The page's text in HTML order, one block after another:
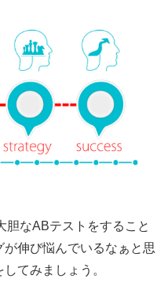
胆なABテストをすること
伸び悩んでいるなぁと思
てみましょう。